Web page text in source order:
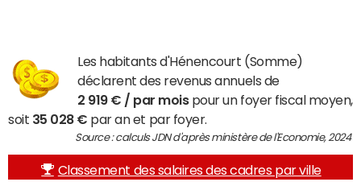
Les habitants d'Hénencourt (Somme)
déclarent des revenus annuels de
2 919 € / par moispour un foyer fiscal moyen,
soit 35 028 € par an et par foyer.
Source : calculs JDN d'après ministère de l'Economie, 2024
Classement des salaires des cadres par ville